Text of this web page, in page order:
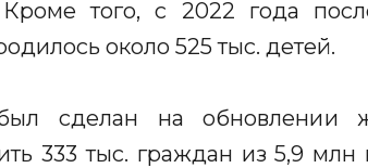
того, с 2022 года
около 525 тыс. детей.
сделан на
333 тыс. граждан из 5,9